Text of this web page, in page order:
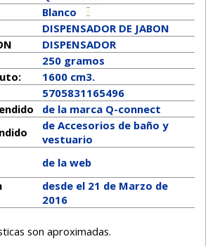
Blanco
DISPENSADOR DE JABON
DISPENSADOR
250 gramos
1600 cm3.
5705831165496
de la marca Q-connect
de Accesorios de baño y
vestuario
de la web
desde el 21 de Marzo de
2016
son aproximadas.